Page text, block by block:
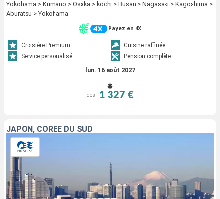
Yokohama > Kumano > Osaka > kochi > Busan > Nagasaki > Kagoshima >
Aburatsu > Yokohama
Payez en 4X
Croisière Premium
Cuisine raffinée
Service personalisé
Pension complète
lun. 16 août 2027
dès 1 327 €
JAPON, CORÉE DU SUD